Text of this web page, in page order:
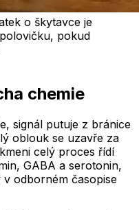
o škytavce je
pokud
chemie
signál putuje z bránice
oblouk se uzavře za
celý proces řídí
GABA a serotonin,
odborném časopise